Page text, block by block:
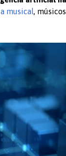
musical,